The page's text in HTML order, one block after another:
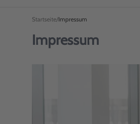
Startseite Impressum
Impressum